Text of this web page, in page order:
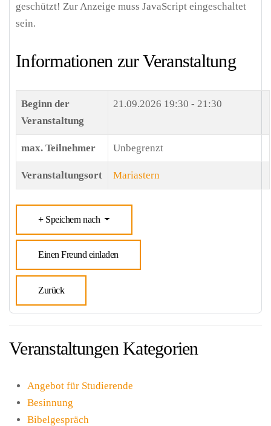
geschützt! Zur Anzeige muss JavaScript eingeschaltet
sein.
Informationen zur Veranstaltung
Beginn der
Veranstaltung
21.09.2026 19:30 - 21:30
max. Teilnehmer Unbegrenzt
Veranstaltungsort Mariastern
Speichern nach
Einen Freund einladen
Zurück
Veranstaltungen Kategorien
Angebot für Studierende
Besinnung
Bibelgespräch